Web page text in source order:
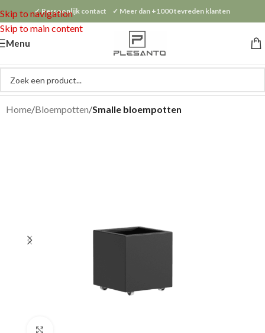
Skip to navigation
Skip to main content
✓ Persoonlijk contact ✓ Meer dan +1000 tevreden klanten
Menu
Home Bloempotten Smalle bloempotten